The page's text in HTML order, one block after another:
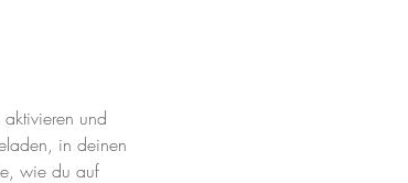
und
in deinen
wie du auf